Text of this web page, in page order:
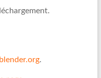
blender.org.